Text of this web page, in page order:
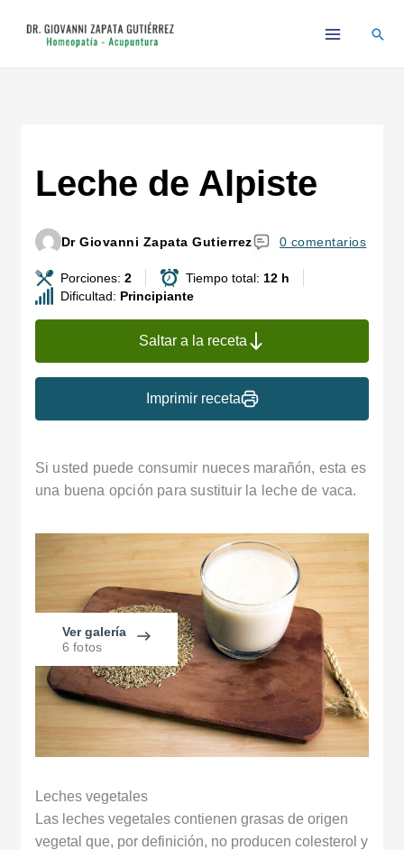
Leche de Alpiste
Dr Giovanni Zapata Gutierrez 0 comentarios
Porciones: 2 Tiempo total: 12 h
Dificultad: Principiante
Saltar a la receta
Imprimir receta
Si usted puede consumir nueces marañón, esta es
una buena opción para sustituir la leche de vaca.
Ver galería
6 fotos
Leches vegetales
Las leches vegetales contienen grasas de origen
vegetal que, por definición, no producen colesterol y